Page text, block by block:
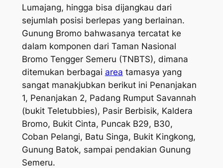
Lumajang, hingga bisa dijangkau dari
sejumlah posisi berlepas yang berlainan.
Gunung Bromo bahwasanya tercatat ke
dalam komponen dari Taman Nasional
Bromo Tengger Semeru (TNBTS), dimana
ditemukan berbagai area tamasya yang
sangat manakjubkan berikut ini Penanjakan
1, Penanjakan 2, Padang Rumput Savannah
(bukit Teletubbies), Pasir Berbisik, Kaldera
Bromo, Bukit Cinta, Puncak B29, B30,
Coban Pelangi, Batu Singa, Bukit Kingkong,
Gunung Batok, sampai pendakian Gunung
Semeru.